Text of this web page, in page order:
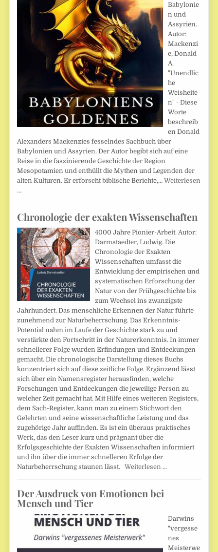
Babylonie
n und
Assyrien.
Autor:
Mackenzi
e, Donald
A.
"Unendlic
he
Weisheite
n" - Diese
Worte
beschreib
en Donald
Alexanders Mackenzies fesselndes Sachbuch über
Babylonien und Assyrien. Der Autor begibt sich auf eine
Reise in die faszinierende Geschichte der Region
Mesopotamien und enthüllt die Mythen und Legenden der
alten Kulturen. Er erforscht biblische Berichte,…Weiterlesen
…
Chronologie der exakten Wissenschaften
4000 Jahre Pionier-Arbeit. Autor:
Darmstaedter, Ludwig. Die
Chronologie der Exakten
Wissenschaften umfasst die
Entwicklung der empirischen und
systematischen Erforschung der
Natur von der Frühgeschichte bis
zum Wechsel ins zwanzigste
Jahrhundert. Das menschliche Erkennen der Natur führte
zunehmend zur Naturbeherrschung. Das Erkenntnis-
Potential nahm im Laufe der Geschichte stark zu und
verstärkte den Fortschritt in der Naturerkenntnis. In immer
schnellerer Folge wurden Erfindungen und Entdeckungen
gemacht. Die chronologische Darstellung dieses Buchs
konzentriert sich auf diese zeitliche Folge. Ergänzend lässt
sich über ein Namensregister herausfinden, welche
Forschungen und Entdeckungen die jeweilige Person zu
welcher Zeit gemacht hat. Mit Hilfe eines weiteren Registers,
dem Sach-Register, kann man zu einem Stichwort den
Gelehrten und seine wissenschaftliche Leistung und das
zugehörige Jahr auffinden. Es ist ein überaus praktisches
Werk, das den Leser kurz und prägnant über die
Erfolgsgeschichte der Exakten Wissenschaften informiert
und ihn über die immer schnelleren Erfolge der
Naturbeherrschung staunen lässt.Weiterlesen …
Der Ausdruck von Emotionen bei
Mensch und Tier
Darwins
"vergesse
nes
Meisterwe